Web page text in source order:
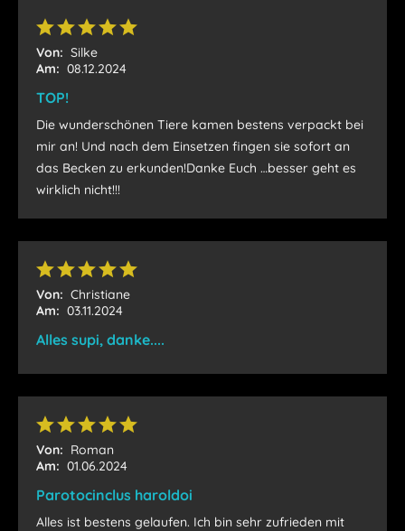
Von: Silke
Am: 08.12.2024
TOP!
Die wunderschönen Tiere kamen bestens verpackt bei
mir an! Und nach dem Einsetzen fingen sie sofort an
das Becken zu erkunden!Danke Euch …besser geht es
wirklich nicht!!!
Von: Christiane
Am: 03.11.2024
Alles supi, danke....
Von: Roman
Am: 01.06.2024
Parotocinclus haroldoi
Alles ist bestens gelaufen. Ich bin sehr zufrieden mit